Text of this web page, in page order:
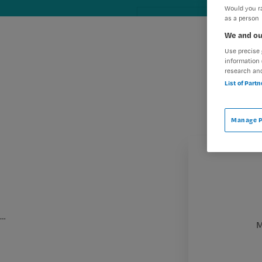
…
Would you
as a person
We and
Use
information
research
List of
Manage